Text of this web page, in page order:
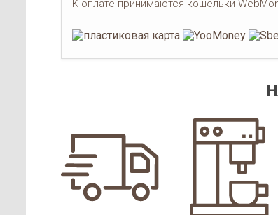
К оплате принимаются кошельки